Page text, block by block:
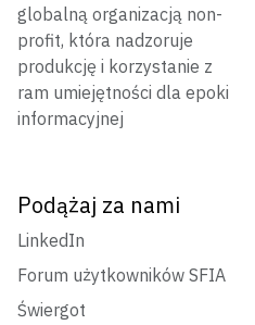
globalną organizacją non-
profit, która nadzoruje
produkcję i korzystanie z
ram umiejętności dla epoki
informacyjnej
Podążaj za nami
LinkedIn
Forum użytkowników SFIA
Świergot